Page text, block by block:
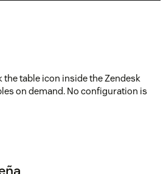
the table icon inside the Zendesk
on demand. No configuration is